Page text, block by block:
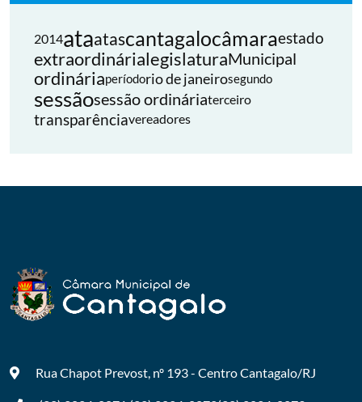
2014ataatascantagalocâmaraestado
extraordinárialegislaturaMunicipal
ordináriaperíodorio de janeirosegundo
sessãosessão ordináriaterceiro
transparênciavereadores
Rua Chapot Prevost, nº 193 - CentroCantagalo/RJ